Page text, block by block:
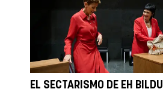
EL SECTARISMO DE EH BILDU